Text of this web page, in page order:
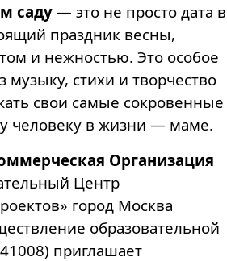
саду— это не просто дата в
праздник весны,
и нежностью. Это особое
музыку, стихи и творчество
свои самые сокровенные
человеку в жизни — маме.
Организация
Центр
город Москва
образовательной
приглашает